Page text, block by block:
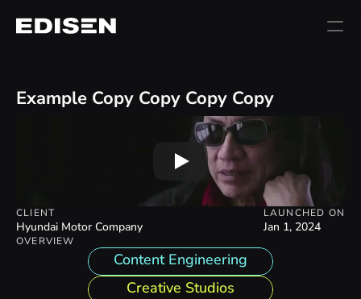
Example Copy Copy Copy Copy
CLIENT
Hyundai Motor Company
LAUNCHED ON
Jan 1, 2024
OVERVIEW
Content Engineering
Creative Studios